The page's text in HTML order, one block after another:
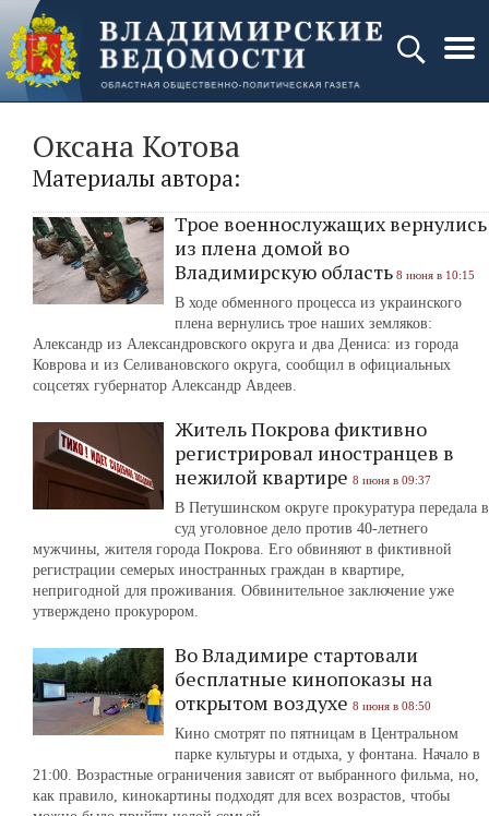
Оксана Котова
Материалы автора:
Трое военнослужащих вернулись
из плена домой во
Владимирскую область 8 июня в 10:15
В ходе обменного процесса из украинского
плена вернулись трое наших земляков:
Александр из Александровского округа и два Дениса: из города
Коврова и из Селивановского округа, сообщил в официальных
соцсетях губернатор Александр Авдеев.
Житель Покрова фиктивно
регистрировал иностранцев в
нежилой квартире 8 июня в 09:37
В Петушинском округе прокуратура передала в
суд уголовное дело против 40-летнего
мужчины, жителя города Покрова. Его обвиняют в фиктивной
регистрации семерых иностранных граждан в квартире,
непригодной для проживания. Обвинительное заключение уже
утверждено прокурором.
Во Владимире стартовали
бесплатные кинопоказы на
открытом воздухе 8 июня в 08:50
Кино смотрят по пятницам в Центральном
парке культуры и отдыха, у фонтана. Начало в
21:00. Возрастные ограничения зависят от выбранного фильма, но,
как правило, кинокартины подходят для всех возрастов, чтобы